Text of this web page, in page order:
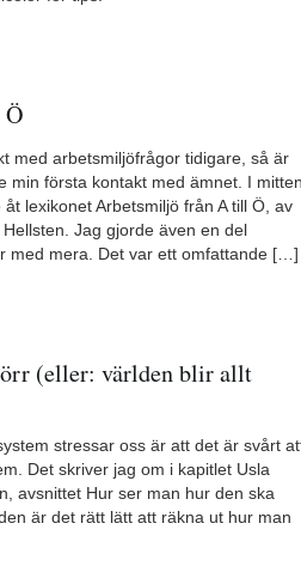
med arbetsmiljöfrågor tidigare, så är
min första kontakt med ämnet. I
lexikonet Arbetsmiljö från A till Ö, av
Jag gjorde även en del
med mera. Det var ett omfattande […]
(eller: världen blir allt
stressar oss är att det är svårt
Det skriver jag om i kapitlet Usla
avsnittet Hur ser man hur den ska
är det rätt lätt att räkna ut hur man